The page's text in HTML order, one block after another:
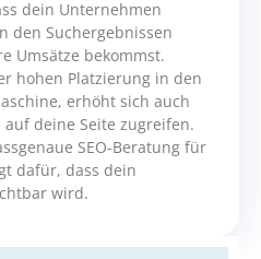
dein Unternehmen
den Suchergebnissen
Umsätze bekommst.
hohen Platzierung in den
erhöht sich auch
deine Seite zugreifen.
SEO-Beratung für
dafür, dass dein
wird.